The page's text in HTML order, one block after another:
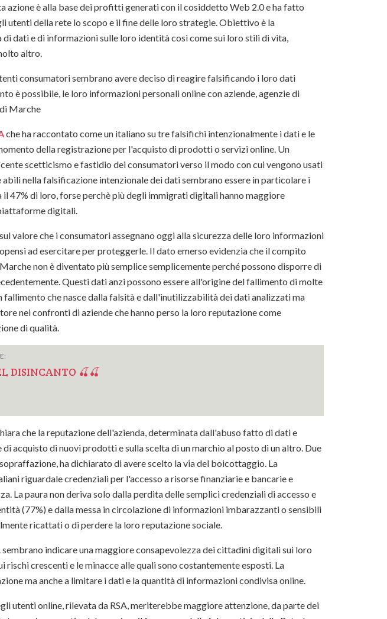
azione è alla base dei profitti generati con il cosiddetto Web 2.0 e ha fatto
utenti della rete lo scopo e il fine delle loro strategie. Obiettivo è la
dati e di informazioni sulle loro identità così come sui loro stili di vita,
altro.
consumatori sembrano avere deciso di reagire falsificando i loro dati
è possibile, le loro informazioni personali online con aziende, agenzie di
Marche
che ha raccontato come un italiano su tre falsifichi intenzionalmente i dati e le
della registrazione per l'acquisto di prodotti o servizi online. Un
scetticismo e fastidio dei consumatori verso il modo con cui vengono usati
nella falsificazione intenzionale dei dati sembrano essere in particolare i
47% di loro, forse perchè più degli immigrati digitali hanno maggiore
digitali.
valore che i consumatori assegnano oggi alla sicurezza delle loro informazioni
ad esercitare per proteggerle. Il dato emerso evidenzia che il compito
non è diventato più semplice semplicemente perché possono disporre di
Questi dati anzi possono essere all'origine del fallimento di molte
che nasce dalla falsità e dall'inutilizzabilità dei dati analizzati ma
nei confronti di aziende che hanno perso la loro reputazione come
di qualità.
DISINCANTO 🍒🍒
che la reputazione dell'azienda, determinata dall'abuso fatto di dati e
acquisto di nuovi prodotti e sulla scelta di un marchio al posto di un altro. Due
ha dichiarato di avere scelto la via del boicottaggio. La
riguardale credenziali per l'accesso a risorse finanziarie e bancarie e
La paura non deriva solo dalla perdita delle semplici credenziali di accesso e
(77%) e dalla messa in circolazione di informazioni imbarazzanti o sensibili
ricattati o di perdere la loro reputazione sociale.
indicare una maggiore consapevolezza dei cittadini digitali sui loro
rischi crescenti e le minacce alle quali sono costantemente esposti. La
ma anche a limitare i dati e la quantità di informazioni condivisa online.
utenti online, rilevata da RSA, meriterebbe maggiore attenzione, da parte dei